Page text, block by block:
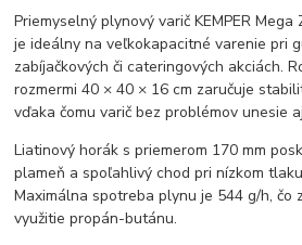
Priemyselný plynový varič KEMPER
je ideálny na veľkokapacitné varenie pri
zabíjačkových či cateringových akciách.
rozmermi 40 × 40 × 16 cm zaručuje
vďaka čomu varič bez problémov unesie
Liatinový horák s priemerom 170 mm
plameň a spoľahlivý chod pri nízkom
Maximálna spotreba plynu je 544 g/h, čo
využitie propán-butánu.